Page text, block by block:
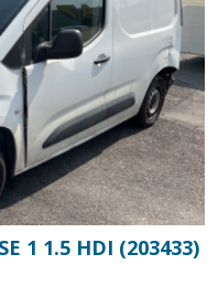
1 1.5 HDI (203433)